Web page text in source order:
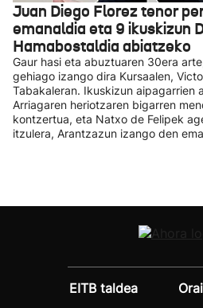
Juan Diego Florez tenor
emanaldia eta 9 ikuskizun
Hamabostaldia abiatzeko
Gaur hasi eta abuztuaren 30era
gehiago izango dira Kursaalen,
Tabakaleran. Ikuskizun aipagarrien
Arriagaren heriotzaren bigarren
kontzertua, eta Natxo de Felipek
itzulera, Arantzazun izango den
EITB taldea